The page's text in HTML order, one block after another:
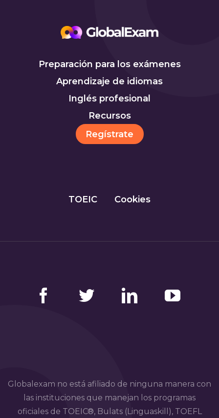
Preparación para los exámenes
Aprendizaje de idiomas
Inglés profesional
Recursos
Regístrate
TOEIC Cookies
Globalexam no está afiliado de ninguna manera con
las instituciones que manejan los programas
oficiales de TOEIC®, Bulats (Linguaskill), TOEFL